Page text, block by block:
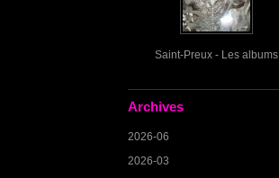
Saint-Preux - Les albums
Archives
2026-06
2026-03